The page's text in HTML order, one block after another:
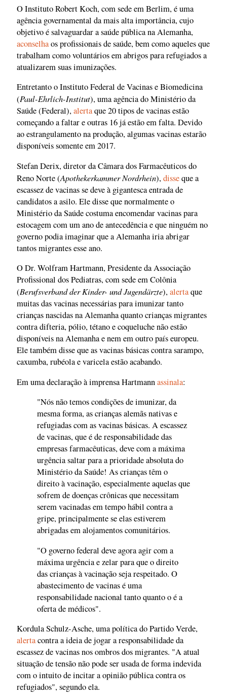
O Instituto Robert Koch, com sede em Berlim, é uma
agência governamental da mais alta importância, cujo
objetivo é salvaguardar a saúde pública na Alemanha,
aconselhaos profissionais de saúde, bem como aqueles que
trabalham como voluntários em abrigos para refugiados a
atualizarem suas imunizações.
Entretanto o Instituto Federal de Vacinas e Biomedicina
(Paul-Ehrlich-Institut), uma agência do Ministério da
Saúde (Federal),alertaque 20 tipos de vacinas estão
começando a faltar e outras 16 já estão em falta. Devido
ao estrangulamento na produção, algumas vacinas estarão
disponíveis somente em 2017.
Stefan Derix, diretor da Câmara dos Farmacêuticos do
Reno Norte (Apothekerkammer Nordrhein),disseque a
escassez de vacinas se deve à gigantesca entrada de
candidatos a asilo. Ele disse que normalmente o
Ministério da Saúde costuma encomendar vacinas para
estocagem com um ano de antecedência e que ninguém no
governo podia imaginar que a Alemanha iria abrigar
tantos migrantes esse ano.
O Dr. Wolfram Hartmann, Presidente da Associação
Profissional dos Pediatras, com sede em Colônia
(Berufsverband der Kinder- und Jugendärzte),alertaque
muitas das vacinas necessárias para imunizar tanto
crianças nascidas na Alemanha quanto crianças migrantes
contra difteria, pólio, tétano e coqueluche não estão
disponíveis na Alemanha e nem em outro país europeu.
Ele também disse que as vacinas básicas contra sarampo,
caxumba, rubéola e varicela estão acabando.
Em uma declaração à imprensa Hartmannassinala:
"Nós não temos condições de imunizar, da
mesma forma, as crianças alemãs nativas e
refugiadas com as vacinas básicas. A escassez
de vacinas, que é de responsabilidade das
empresas farmacêuticas, deve com a máxima
urgência saltar para a prioridade absoluta do
Ministério da Saúde! As crianças têm o
direito à vacinação, especialmente aquelas que
sofrem de doenças crônicas que necessitam
serem vacinadas em tempo hábil contra a
gripe, principalmente se elas estiverem
abrigadas em alojamentos comunitários.
"O governo federal deve agora agir com a
máxima urgência e zelar para que o direito
das crianças à vacinação seja respeitado. O
abastecimento de vacinas é uma
responsabilidade nacional tanto quanto o é a
oferta de médicos".
Kordula Schulz-Asche, uma política do Partido Verde,
alertacontra a ideia de jogar a responsabilidade da
escassez de vacinas nos ombros dos migrantes. "A atual
situação de tensão não pode ser usada de forma indevida
com o intuito de incitar a opinião pública contra os
refugiados", segundo ela.